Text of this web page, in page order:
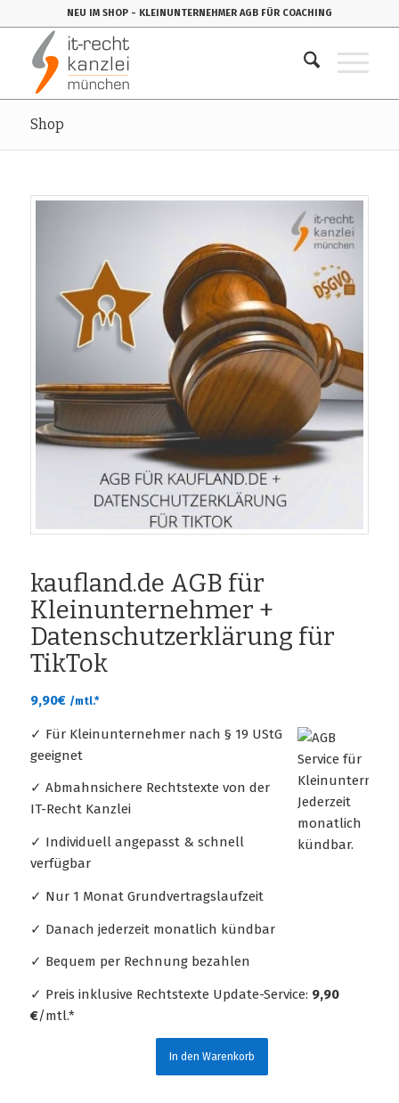
NEU IM SHOP - KLEINUNTERNEHMER AGB FÜR COACHING
Shop
kaufland.de AGB für
Kleinunternehmer +
Datenschutzerklärung für
TikTok
9,90€ /mtl.*
✓ Für Kleinunternehmer nach § 19 UStG
geeignet
✓ Abmahnsichere Rechtstexte von der
IT-Recht Kanzlei
✓ Individuell angepasst & schnell
verfügbar
✓ Nur 1 Monat Grundvertragslaufzeit
✓ Danach jederzeit monatlich kündbar
✓ Bequem per Rechnung bezahlen
✓ Preis inklusive Rechtstexte Update-Service: 9,90
€/mtl.*
In den Warenkorb